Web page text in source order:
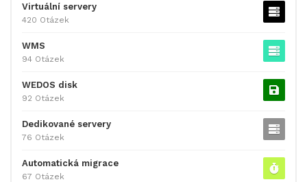
Virtuální servery
420 Otázek
WMS
94 Otázek
WEDOS disk
92 Otázek
Dedikované servery
76 Otázek
Automatická migrace
67 Otázek